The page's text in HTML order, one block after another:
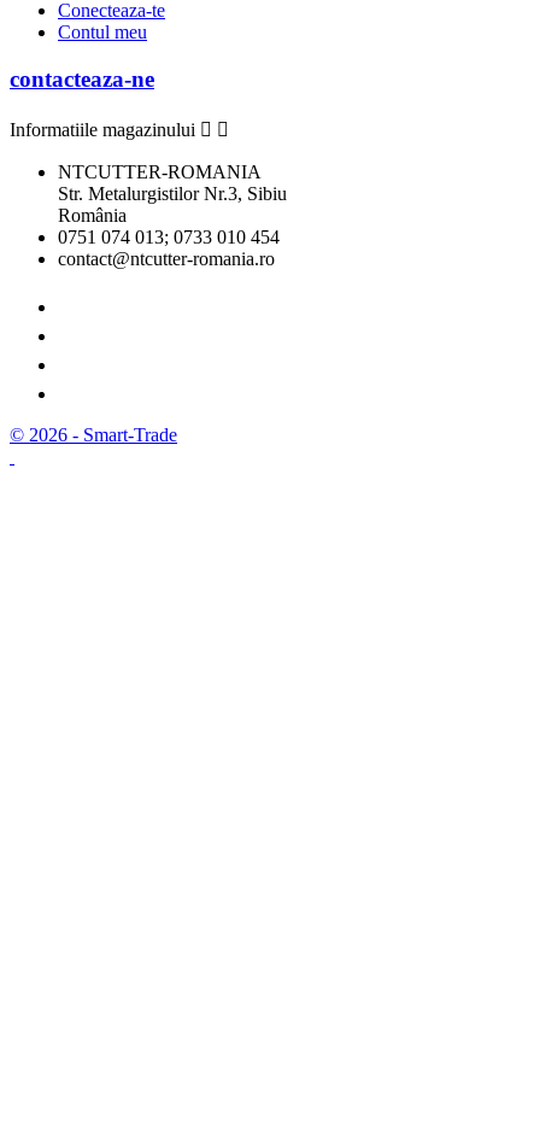
Conecteaza-te
Contul meu
contacteaza-ne
Informatiile magazinului  
NTCUTTER-ROMANIA
Str. Metalurgistilor Nr.3, Sibiu
România
0751 074 013; 0733 010 454
contact@ntcutter-romania.ro
© 2026 - Smart-Trade